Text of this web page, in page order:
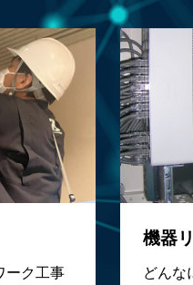
ーク工事
機器
どんな